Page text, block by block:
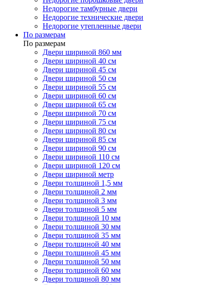
Недорогие тамбурные двери
Недорогие технические двери
Недорогие утепленные двери
По размерам
По размерам
Двери шириной 860 мм
Двери шириной 40 см
Двери шириной 45 см
Двери шириной 50 см
Двери шириной 55 см
Двери шириной 60 см
Двери шириной 65 см
Двери шириной 70 см
Двери шириной 75 см
Двери шириной 80 см
Двери шириной 85 см
Двери шириной 90 см
Двери шириной 110 см
Двери шириной 120 см
Двери шириной метр
Двери толщиной 1,5 мм
Двери толщиной 2 мм
Двери толщиной 3 мм
Двери толщиной 5 мм
Двери толщиной 10 мм
Двери толщиной 30 мм
Двери толщиной 35 мм
Двери толщиной 40 мм
Двери толщиной 45 мм
Двери толщиной 50 мм
Двери толщиной 60 мм
Двери толщиной 80 мм